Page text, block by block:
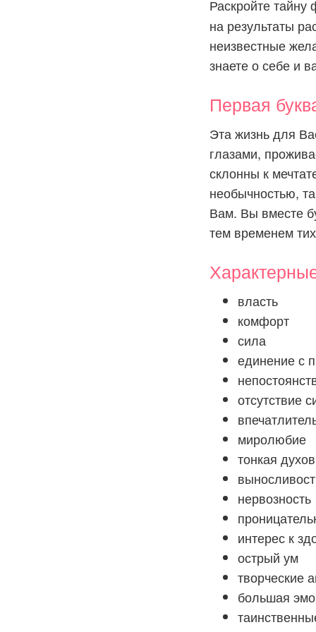
Раскройте
на результаты
неизвестные
знаете о себе и
Первая
Эта жизнь для
глазами,
склонны к
необычностью,
Вам. Вы вместе
тем временем
власть
комфорт
сила
единение с
отсутствие
миролюбие
тонкая
нервозность
интерес к
острый ум
творческие
большая